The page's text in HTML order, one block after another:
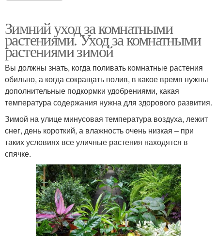
Зимний уход за комнатными
растениями. Уход за комнатными
растениями зимой
Вы должны знать, когда поливать комнатные растения
обильно, а когда сокращать полив, в какое время нужны
дополнительные подкормки удобрениями, какая
температура содержания нужна для здорового развития.
Зимой на улице минусовая температура воздуха, лежит
снег, день короткий, а влажность очень низкая – при
таких условиях все уличные растения находятся в
спячке.